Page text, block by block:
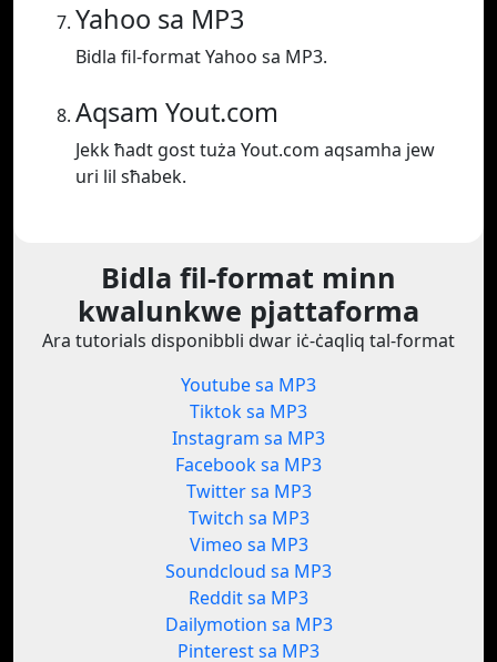
Yahoo sa MP3
Bidla fil-format Yahoo sa MP3.
Aqsam Yout.com
Jekk ħadt gost tuża Yout.com aqsamha jew
uri lil sħabek.
Bidla fil-format minn
kwalunkwe pjattaforma
Ara tutorials disponibbli dwar iċ-ċaqliq tal-format
Youtube sa MP3
Tiktok sa MP3
Instagram sa MP3
Facebook sa MP3
Twitter sa MP3
Twitch sa MP3
Vimeo sa MP3
Soundcloud sa MP3
Reddit sa MP3
Dailymotion sa MP3
Pinterest sa MP3